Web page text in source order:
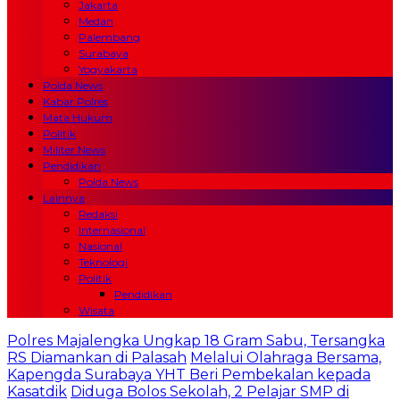
Jakarta
Medan
Palembang
Surabaya
Yogyakarta
Polda News
Kabar Polres
Mata Hukum
Politik
Militer News
Pendidikan
Polda News
Lainnya
Redaksi
Internasional
Nasional
Teknologi
Politik
Pendidikan
Wisata
Polres Majalengka Ungkap 18 Gram Sabu, Tersangka
RS Diamankan di Palasah Melalui Olahraga Bersama,
Kapengda Surabaya YHT Beri Pembekalan kepada
Kasatdik Diduga Bolos Sekolah, 2 Pelajar SMP di